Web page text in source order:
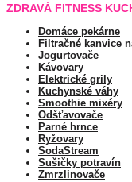
ZDRAVÁ FITNESS
Domáce pekárne
Filtračné kanvice
Jogurtovače
Kávovary
Elektrické grily
Kuchynské váhy
Smoothie mixéry
Odšťavovače
Parné hrnce
Ryžovary
SodaStream
Sušičky potravín
Zmrzlinovače